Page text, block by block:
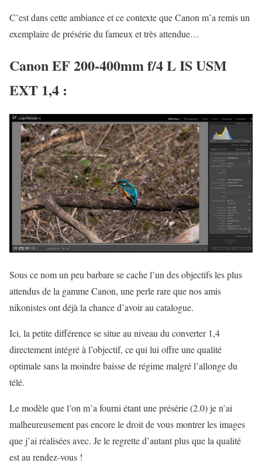
C’est dans cette ambiance et ce contexte que Canon m’a remis un
exemplaire de présérie du fameux et très attendue…
Canon EF 200-400mm f/4 L IS USM
EXT 1,4 :
Sous ce nom un peu barbare se cache l’un des objectifs les plus
attendus de la gamme Canon, une perle rare que nos amis
nikonistes ont déjà la chance d’avoir au catalogue.
Ici, la petite différence se situe au niveau du converter 1,4
directement intégré à l’objectif, ce qui lui offre une qualité
optimale sans la moindre baisse de régime malgré l’allonge du
télé.
Le modèle que l’on m’a fourni étant une présérie (2.0) je n’ai
malheureusement pas encore le droit de vous montrer les images
que j’ai réalisées avec. Je le regrette d’autant plus que la qualité
est au rendez-vous !